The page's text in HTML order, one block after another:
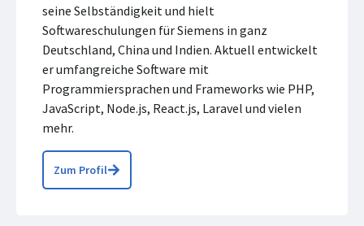
seine Selbständigkeit und hielt
Softwareschulungen für Siemens in ganz
Deutschland, China und Indien. Aktuell entwickelt
er umfangreiche Software mit
Programmiersprachen und Frameworks wie PHP,
JavaScript, Node.js, React.js, Laravel und vielen
mehr.
Zum Profil